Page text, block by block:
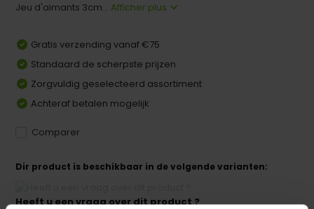
Jeu d'aimants 3cm... Afficher plus
Gratis verzending vanaf €75
Standaard de scherpste prijzen
Zorgvuldig geselecteerd assortiment
Achteraf betalen mogelijk
Comparer
Dir product is beschikbaar in de volgende varianten:
Heeft u een vraag over dit product ?